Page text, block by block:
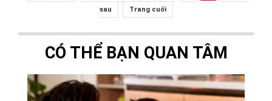
sau
Trang cuối
CÓ THỂ BẠN QUAN TÂM